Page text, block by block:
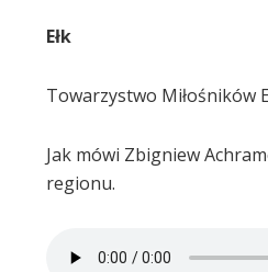
Ełk
Towarzystwo Miłośników
Jak mówi Zbigniew
regionu.